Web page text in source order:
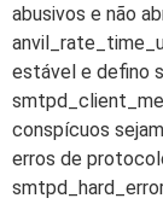
abusivos e não
estável e defino
conspícuos
erros de